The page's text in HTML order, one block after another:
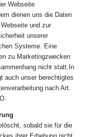
Webseite
dienen uns die Daten
und zur
unserer
Systeme. Eine
zu Marketingzwecken
nicht statt.In
auch unser berechtigtes
nach Art.
sobald sie für die